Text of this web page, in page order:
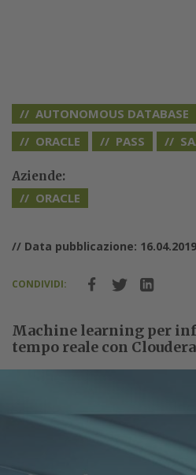
AUTONOMOUS DATABASE
ORACLE
PASS
Aziende:
ORACLE
// Data pubblicazione: 16.04.2019
CONDIVIDI:
Machine learning per
tempo reale con